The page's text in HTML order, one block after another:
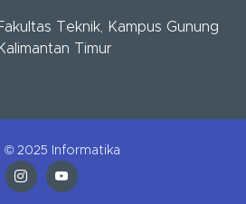
Teknik, Kampus Gunung
Timur
© 2025 Informatika